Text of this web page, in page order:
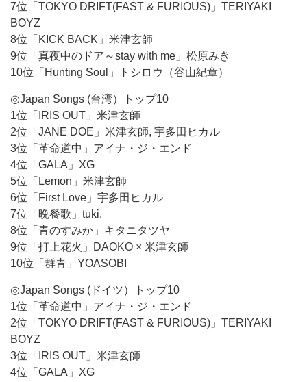
7位「TOKYO DRIFT(FAST & FURIOUS)」TERIYAKI
BOYZ
8位「KICK BACK」米津玄師
9位「真夜中のドア～stay with me」松原みき
10位「Hunting Soul」トシロウ（谷山紀章）
◎Japan Songs (台湾）トップ10
1位「IRIS OUT」米津玄師
2位「JANE DOE」米津玄師, 宇多田ヒカル
3位「革命道中」アイナ・ジ・エンド
4位「GALA」XG
5位「Lemon」米津玄師
6位「First Love」宇多田ヒカル
7位「晩餐歌」tuki.
8位「青のすみか」キタニタツヤ
9位「打上花火」DAOKO × 米津玄師
10位「群青」YOASOBI
◎Japan Songs (ドイツ）トップ10
1位「革命道中」アイナ・ジ・エンド
2位「TOKYO DRIFT(FAST & FURIOUS)」TERIYAKI
BOYZ
3位「IRIS OUT」米津玄師
4位「GALA」XG